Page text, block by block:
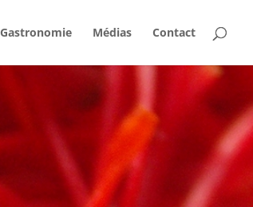
Gastronomie Médias Contact